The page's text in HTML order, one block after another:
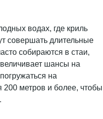
водах, где криль
совершать длительные
собираются в стаи,
шансы на
на
200 метров и более, чтобы